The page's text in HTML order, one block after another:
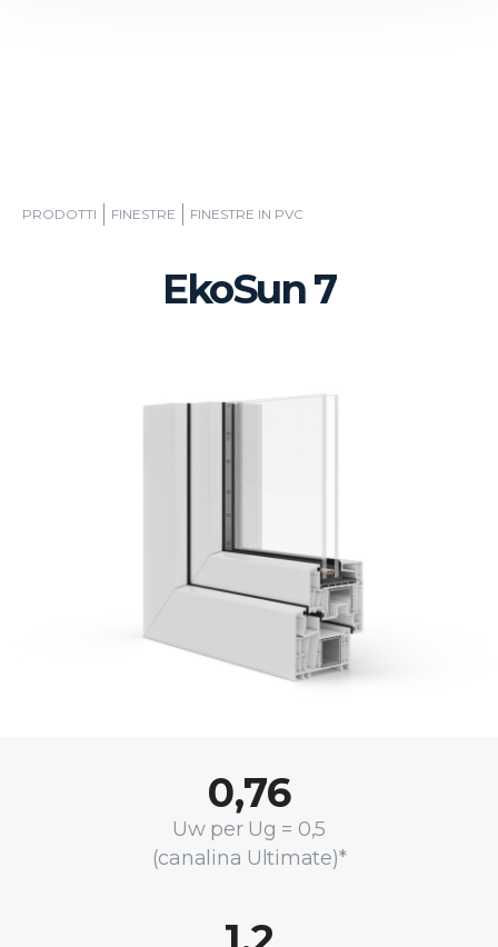
PRODOTTI FINESTRE FINESTRE IN PVC
EkoSun 7
0,76
Uw per Ug = 0,5
(canalina Ultimate)*